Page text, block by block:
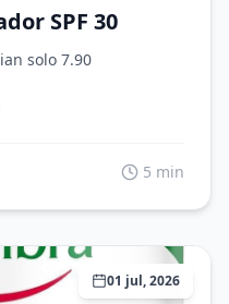
SPF 30
solo 7.90
5 min
01 jul, 2026